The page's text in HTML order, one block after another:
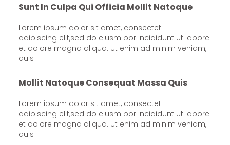
Sunt In Culpa Qui Officia Mollit Natoque
Lorem ipsum dolor sit amet, consectet
adipiscing elit,sed do eiusm por incididunt ut labore
et dolore magna aliqua. Ut enim ad minim veniam,
quis
Mollit Natoque Consequat Massa Quis
Lorem ipsum dolor sit amet, consectet
adipiscing elit,sed do eiusm por incididunt ut labore
et dolore magna aliqua. Ut enim ad minim veniam,
quis